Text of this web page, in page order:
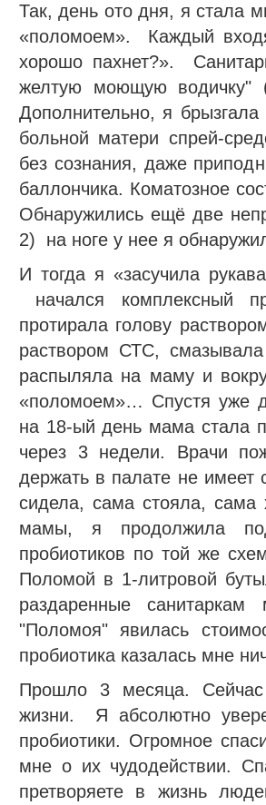
Так, день ото дня, я стала
«поломоем». Каждый
хорошо пахнет?».
желтую моющую водичку"
Дополнительно, я брызгала
больной матери спрей-
без сознания, даже
баллончика. Коматозное
Обнаружились ещё две
2) на ноге у нее я
И тогда я «засучила
начался комплексный
протирала голову
раствором СТС,
распыляла на маму и
«поломоем»… Спустя уже
на 18-ый день мама стала
через 3 недели. Врачи
держать в палате не
сидела, сама стояла,
мамы, я продолжила
пробиотиков по той же
Поломой в 1-литровой
раздаренные
"Поломоя" явилась
пробиотика казалась мне
Прошло 3 месяца.
жизни. Я абсолютно
пробиотики. Огромное
мне о их чудодействии.
претворяете в жизнь